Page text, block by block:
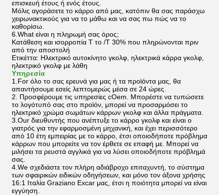
επισκευή έτους ή ενός έτους.
Μόλις αγοράσετε το κάρρο από μας, κατόπιν θα σας παράσχω
χειρωνακτικούς για να το μάθω και να σας πω πώς να το
καθορίσω.
6.What είναι η πληρωμή σας όρος;
Κατάθεση και ισορροπία Τ το /T 30% που πληρώνονται πριν
από την αποστολή
Ετικέττα: Ηλεκτρικό αυτοκίνητο γκολφ, ηλεκτρικά κάρρα γκολφ,
ηλεκτρικό γκολφ με λάθη
Υπηρεσία
1.For όλο το σας ερευνά για μας ή τα προϊόντα μας, θα
απαντήσουμε εσείς λεπτομερώς μέσα σε 24 ώρες.
2. Προσφέρουμε τις υπηρεσίες cOem. Μπορέστε να τυπώσετε
το λογότυπό σας στο προϊόν, μπορεί να προσαρμόσει το
ηλεκτρικό χρώμα σωμάτων κάρρων γκολφ και άλλα πράγματα.
3.Our διευθυντής που ανέπτυξε το κάρρο γκολφ και είναι ο
γιατρός για την εφαρμοσμένη μηχανική, και έχει περισσότερο
από 10 έτη εμπειρίας με το κάρρο, έτσι οποιοδήποτε πρόβλημα
κάρρων που μπορείτε να τον έρθετε σε επαφή με. Μπορεί να
μιλήσει τα ρευστά αγγλικά για να λύσει οποιοδήποτε πρόβλημά
σας.
4.We σχεδιάστε τον πλήρη αδιάβροχο επιταχυντή, το σύστημα
των σφαιρικών ειδικών οδηγήσεων, και μόνο τον άξονα χρήσης
16:1 Ιταλία Graziano Excar μας, έτσι η ποιότητα μπορεί να είναι
εγγύηση.